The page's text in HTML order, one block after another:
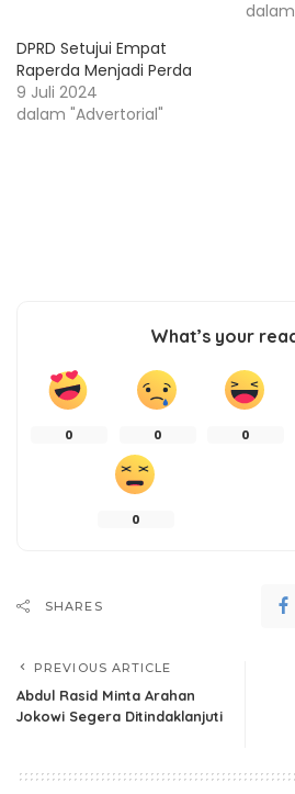
DPRD Setujui Empat
Raperda Menjadi Perda
9 Juli 2024
dalam "Advertorial"
What’s your
0 0 0
0
SHARES
PREVIOUS ARTICLE
Abdul Rasid Minta Arahan
Jokowi Segera Ditindaklanjuti